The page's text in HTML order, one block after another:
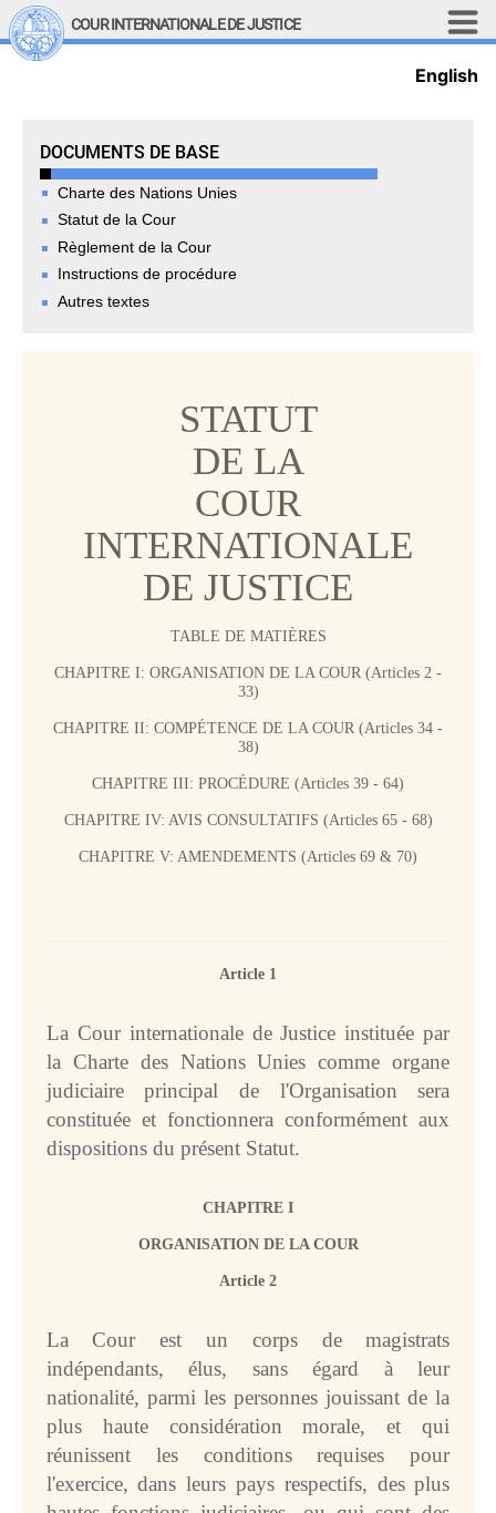
Aller au contenu principal
English
COUR INTERNATIONALE DE JUSTICE
STATUT
DE LA
COUR
INTERNATIONALE
DE JUSTICE
TABLE DE MATIÈRES
CHAPITRE I: ORGANISATION DE LA COUR (Articles 2 -
33)
CHAPITRE II: COMPÉTENCE DE LA COUR (Articles 34 -
38)
CHAPITRE III: PROCÉDURE (Articles 39 - 64)
CHAPITRE IV: AVIS CONSULTATIFS (Articles 65 - 68)
CHAPITRE V: AMENDEMENTS (Articles 69 & 70)
Article 1
La Cour internationale de Justice instituée par
la Charte des Nations Unies comme organe
judiciaire principal de l'Organisation sera
constituée et fonctionnera conformément aux
dispositions du présent Statut.
CHAPITRE I
ORGANISATION DE LA COUR
Article 2
La Cour est un corps de magistrats
indépendants, élus, sans égard à leur
nationalité, parmi les personnes jouissant de la
plus haute considération morale, et qui
réunissent les conditions requises pour
l'exercice, dans leurs pays respectifs, des plus
Basic Documents
DOCUMENTS DE BASE
Charte des Nations Unies
Statut de la Cour
Règlement de la Cour
Instructions de procédure
Autres textes
English
Main navigation
Historique
Déclarations du président
Chambres et comités
Fonctionnement
Assistance financière
Rapports annuels
80e anniversaire de la
LE GREFFE
Greffier
Organigramme du
Programme relatif aux
Judicial Fellows
Anciens fellows
Questions fréquemment
Stages
Affaires contentieuses
Affaires contentieuses
classées par Etat
Affaires contentieuses
classées par procédures
incidentes
Procédures consultatives